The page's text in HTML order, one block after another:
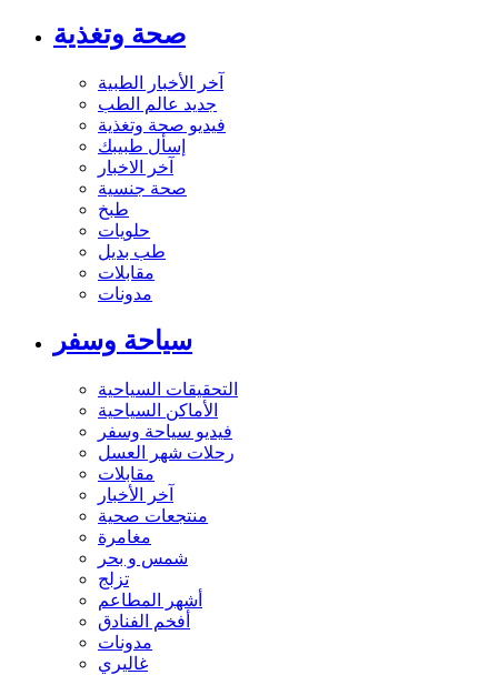
صحة وتغذية
آخر الأخبار الطبية
جديد عالم الطب
فيديو صحة وتغذية
إسأل طبيبك
آخر الاخبار
صحة جنسية
طبخ
حلويات
طب بديل
مقابلات
مدونات
سياحة وسفر
التحقيقات السياحية
الأماكن السياحية
فيديو سياحة وسفر
رحلات شهر العسل
مقابلات
آخر الأخبار
منتجعات صحية
مغامرة
شمس و بحر
تزلج
أشهر المطاعم
أفخم الفنادق
مدونات
غاليري